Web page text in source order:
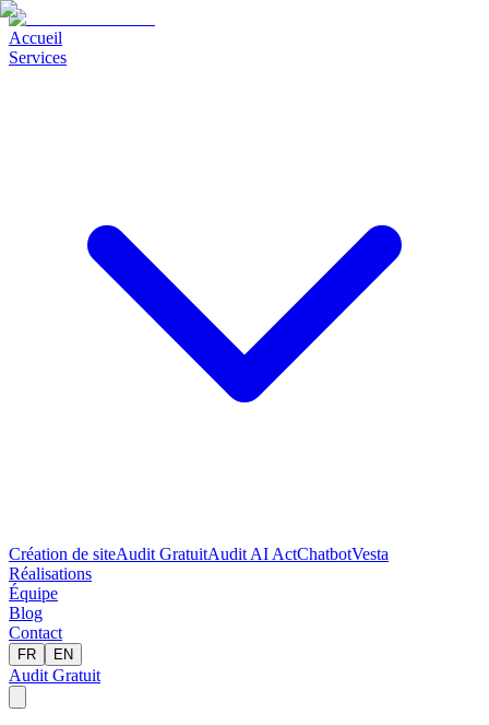
Accueil
Services
Création de siteAudit GratuitAudit AI ActChatbotVesta
Réalisations
Équipe
Blog
Contact
FR EN
Audit Gratuit